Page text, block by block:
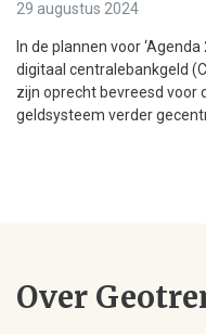
29 augustus 2024
In de plannen voor
digitaal centralebankgeld
zijn oprecht bevreesd voor
geldsysteem verder
Over